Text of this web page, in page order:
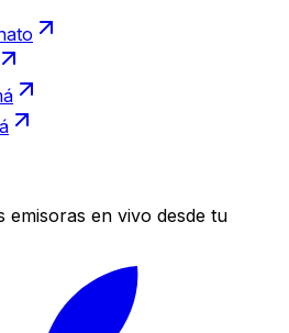
emisoras en vivo desde tu